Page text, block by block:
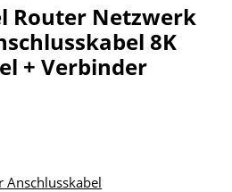
Router Netzwerk
8K
+ Verbinder
Anschlusskabel